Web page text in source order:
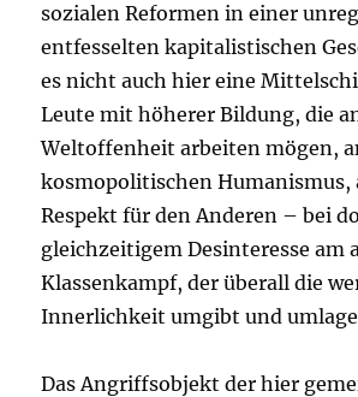
sozialen Reformen in einer
entfesselten kapitalistischen
es nicht auch hier eine
Leute mit höherer Bildung, die
Weltoffenheit arbeiten mögen,
kosmopolitischen Humanismus,
Respekt für den Anderen – bei
gleichzeitigem Desinteresse am
Klassenkampf, der überall die
Innerlichkeit umgibt und
Das Angriffsobjekt der hier